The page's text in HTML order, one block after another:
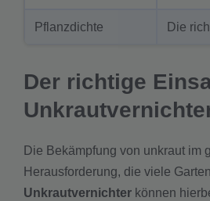
Pflanzdichte Die
Der richtige
Die Bekämpfung von unkraut im
Herausforderung, die viele
Unkrautvernichter können